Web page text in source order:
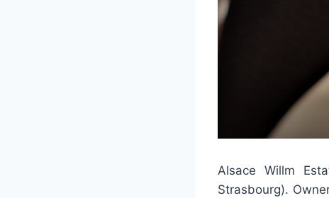
Alsace Willm
Strasbourg).